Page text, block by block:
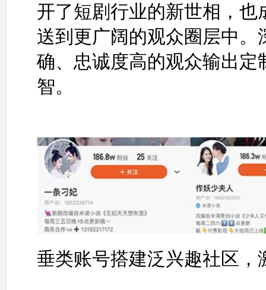
开了短剧行业的新世相，
送到更广阔的观众圈层中
确、忠诚度高的观众输出
智。
垂类账号搭建泛兴趣社区，